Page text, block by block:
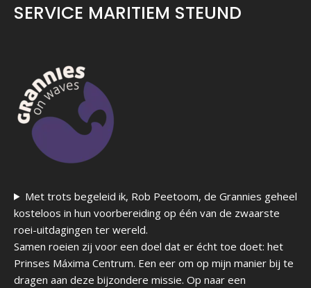
SERVICE MARITIEM STEUND
Met trots begeleid ik, Rob Peetoom, de Grannies geheel
kosteloos in hun voorbereiding op één van de zwaarste
roei-uitdagingen ter wereld.
Samen roeien zij voor een doel dat er écht toe doet: het
Prinses Máxima Centrum. Een eer om op mijn manier bij te
dragen aan deze bijzondere missie. Op naar een